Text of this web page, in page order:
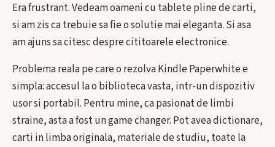
Era frustrant. Vedeam oameni cu tablete pline de carti,
si am zis ca trebuie sa fie o solutie mai eleganta. Si asa
am ajuns sa citesc despre cititoarele electronice.
Problema reala pe care o rezolva Kindle Paperwhite e
simpla: accesul la o biblioteca vasta, intr-un dispozitiv
usor si portabil. Pentru mine, ca pasionat de limbi
straine, asta a fost un game changer. Pot avea dictionare,
carti in limba originala, materiale de studiu, toate la